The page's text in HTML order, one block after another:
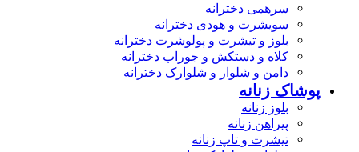
سرهمی دخترانه
سویشرت و هودی دخترانه
بلوز و تیشرت و پولوشرت دخترانه
کلاه و دستکش و جوراب دخترانه
دامن و شلوار و شلوارک دخترانه
پوشاک زنانه
بلوز زنانه
پیراهن زنانه
تیشرت و تاپ زنانه